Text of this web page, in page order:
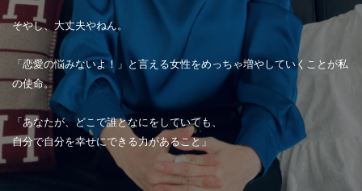
そやし、大丈夫やねん。
「恋愛の悩みないよ！」と言える女性をめっちゃ増やしていくことが私
の使命。
「あなたが、どこで誰となにをしていても、
自分で自分を幸せにできる力があること」